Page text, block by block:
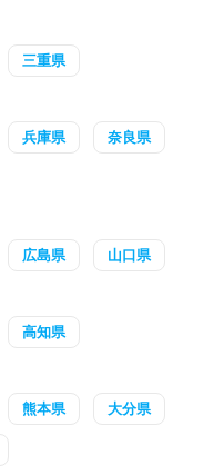
三重県
兵庫県 奈良県
広島県 山口県
高知県
熊本県 大分県